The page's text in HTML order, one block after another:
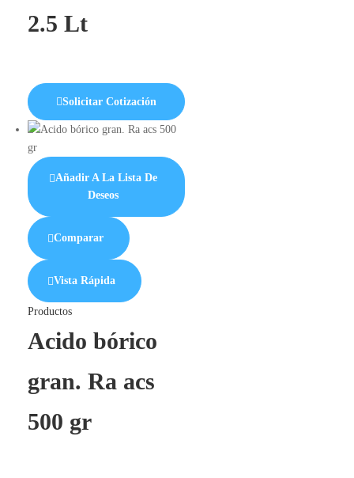
2.5 Lt
Solicitar Cotización
Añadir A La Lista De
Deseos
Comparar
Vista Rápida
Productos
Acido bórico
gran. Ra acs
500 gr